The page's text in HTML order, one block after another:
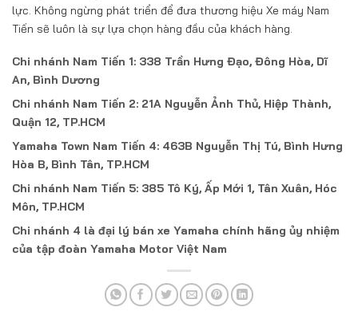
lực. Không ngừng phát triển để đưa thương hiệu Xe máy Nam
Tiến sẽ luôn là sự lựa chọn hàng đầu của khách hàng.
Chi nhánh Nam Tiến 1: 338 Trần Hưng Đạo, Đông Hòa, Dĩ
An, Bình Dương
Chi nhánh Nam Tiến 2: 21A Nguyễn Ảnh Thủ, Hiệp Thành,
Quận 12, TP.HCM
Yamaha Town Nam Tiến 4: 463B Nguyễn Thị Tú, Bình Hưng
Hòa B, Bình Tân, TP.HCM
Chi nhánh Nam Tiến 5: 385 Tô Ký, Ấp Mới 1, Tân Xuân, Hóc
Môn, TP.HCM
Chi nhánh 4 là đại lý bán xe Yamaha chính hãng ủy nhiệm
của tập đoàn Yamaha Motor Việt Nam